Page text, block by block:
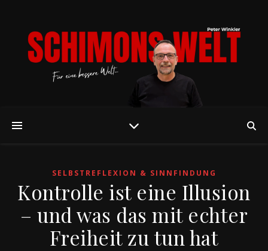
SELBSTREFLEXION & SINNFINDUNG
Kontrolle ist eine Illusion
– und was das mit echter
Freiheit zu tun hat